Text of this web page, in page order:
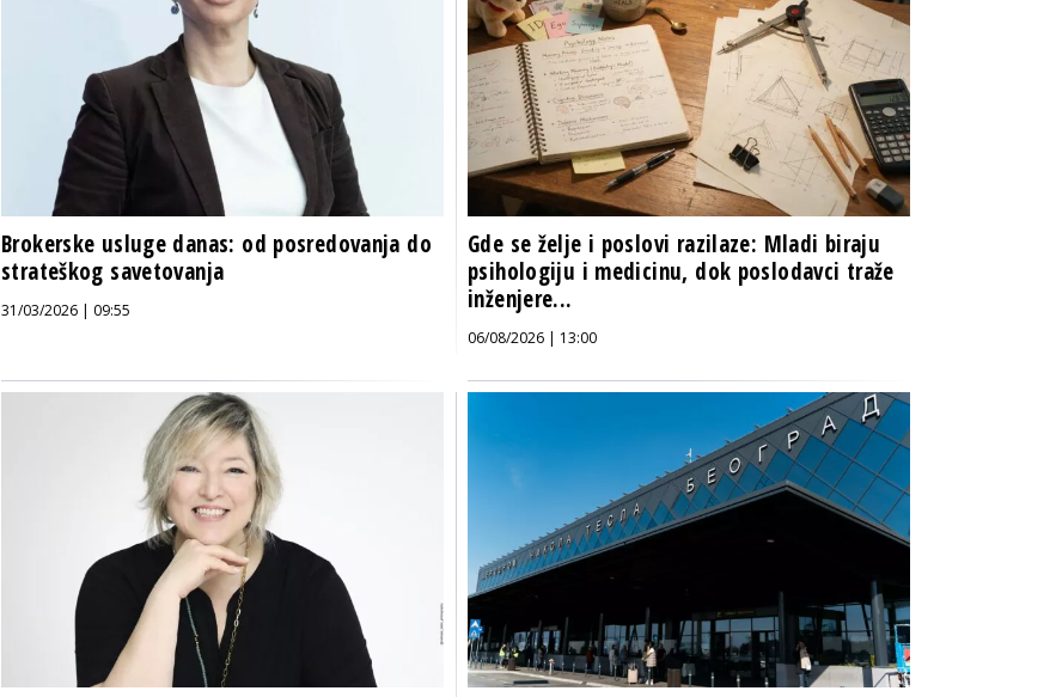
Brokerske usluge danas: od posredovanja do
strateškog savetovanja
31/03/2026 | 09:55
Gde se želje i poslovi razilaze: Mladi biraju
psihologiju i medicinu, dok poslodavci traže
inženjere...
06/08/2026 | 13:00